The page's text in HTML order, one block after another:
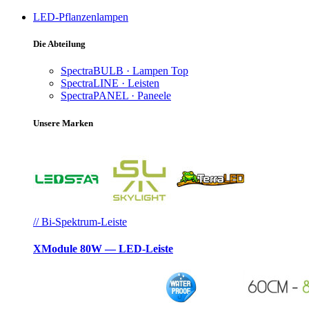
LED-Pflanzenlampen
Die Abteilung
SpectraBULB · Lampen Top
SpectraLINE · Leisten
SpectraPANEL · Paneele
Unsere Marken
// Bi-Spektrum-Leiste
XModule 80W — LED-Leiste